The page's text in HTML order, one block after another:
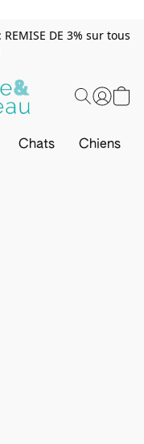
DE 3% sur tous
Chats Chiens